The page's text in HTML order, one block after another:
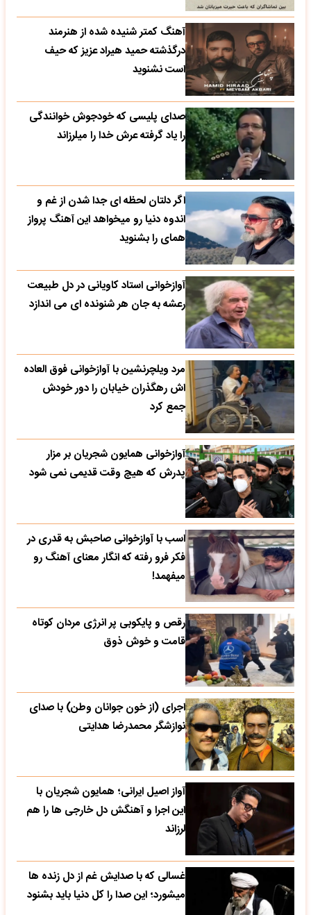
آهنگ کمتر شنیده شده از هنرمند
درگذشته حمید هیراد عزیز که حیف
است نشنوید
صدای پلیسی که خودجوش خوانندگی
را یاد گرفته عرش خدا را میلرزاند
اگر دلتان لحظه ای جدا شدن از غم و
اندوه دنیا رو میخواهد این آهنگ پرواز
همای را بشنوید
آوازخوانی استاد کاویانی در دل طبیعت
رعشه به جان هر شنونده ای می اندازد
مرد ویلچرنشین با آوازخوانی فوق العاده
اش رهگذران خیابان را دور خودش
جمع کرد
آوازخوانی همایون شجریان بر مزار
پدرش که هیچ وقت قدیمی نمی شود
اسب با آوازخوانی صاحبش به قدری در
فکر فرو رفته که انگار معنای آهنگ رو
میفهمد!
رقص و پایکوبی پر انرژی مردان کوتاه
قامت و خوش ذوق
اجرای (از خون جوانان وطن) با صدای
نوازشگر محمدرضا هدایتی
آواز اصیل ایرانی؛ همایون شجریان با
این اجرا و آهنگش دل خارجی ها را هم
لرزاند
غسالی که با صدایش غم از دل زنده ها
میشورد؛ این صدا را کل دنیا باید بشنود